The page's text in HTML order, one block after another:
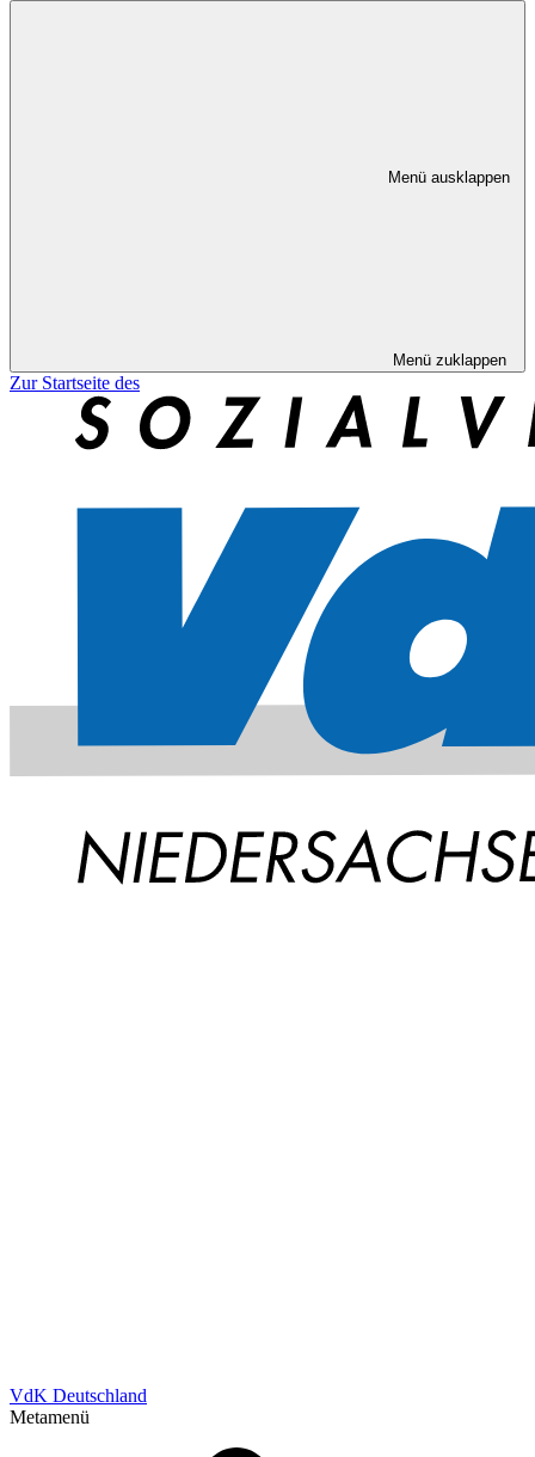
Menü ausklappen
Menü zuklappen
Zur Startseite des
VdK Deutschland
Metamenü